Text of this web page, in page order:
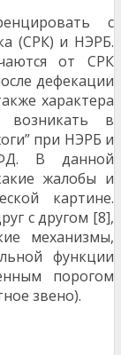
с
(СРК) и НЭРБ.
от СРК
дефекации
характера
возникать в
при НЭРБ и
ФД. В данной
жалобы и
картине.
с другом [8],
механизмы,
функции
порогом
звено).